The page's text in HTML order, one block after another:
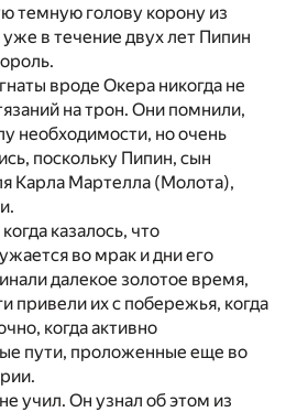
темную голову корону из
уже в течение двух лет Пипин
вроде Окера никогда не
на трон. Они помнили,
необходимости, но очень
поскольку Пипин, сын
Карла Мартелла (Молота),
казалось, что
во мрак и дни его
далекое золотое время,
привели их с побережья, когда
когда активно
пути, проложенные еще во
учил. Он узнал об этом из